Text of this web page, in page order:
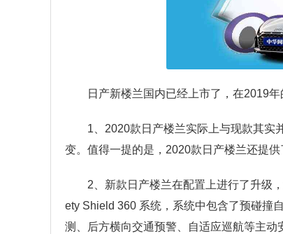
日产新楼兰国内已经上市了，在2019
1、2020款日产楼兰实际上与现款其实
变。值得一提的是，2020款日产楼兰还提
2、新款日产楼兰在配置上进行了升级
ety Shield 360 系统，系统中包含了预碰撞
测、后方横向交通预警、自适应巡航等主动